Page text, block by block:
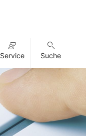
Service Suche